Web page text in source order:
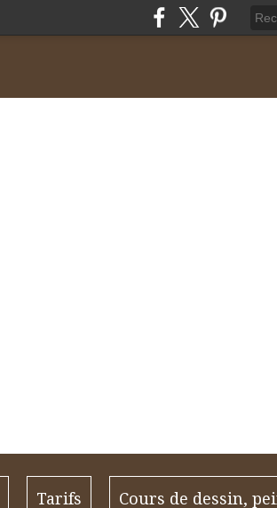
Tarifs Cours de dessin,